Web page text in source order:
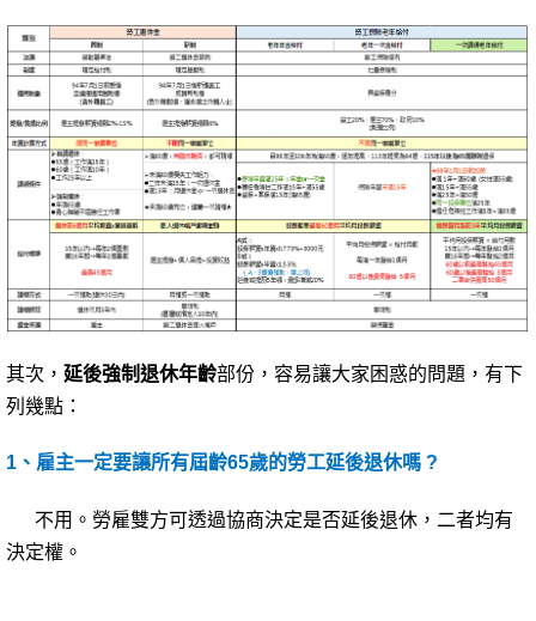
其次， 延後強制退休年齡部份，容易讓大家困惑的問題，有下
列幾點：
1 、雇主一定要讓所有屆齡65歲的勞工延後退休嗎 ?
不用。勞雇雙方可透過協商決定是否延後退休，二者均有
決定權。